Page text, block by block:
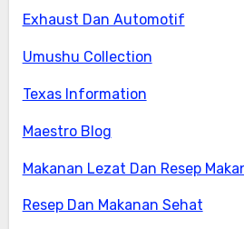
Exhaust Dan Automotif
Umushu Collection
Texas Information
Maestro Blog
Makanan Lezat Dan Resep
Resep Dan Makanan Sehat